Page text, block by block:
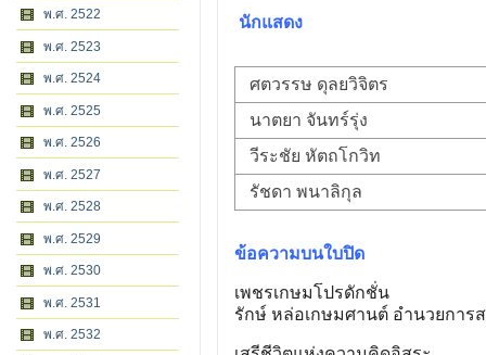
พ.ศ. 2522
พ.ศ. 2523
พ.ศ. 2524
พ.ศ. 2525
พ.ศ. 2526
พ.ศ. 2527
พ.ศ. 2528
พ.ศ. 2529
พ.ศ. 2530
พ.ศ. 2531
พ.ศ. 2532
นักแสดง
ศตวรรษ ดุลยวิจิตร
นาตยา จันทร์รุ่ง
วีระชัย หัตถโกวิท
รัชดา พนาลิกุล
ข้อความบนใบปิด
เพชรเกษมโปรดักชั่น
รักษ์ หล่อเกษมศานต์ อำนวยการ